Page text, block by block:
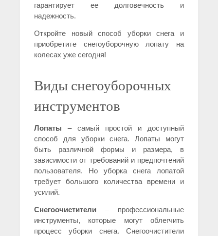
гарантирует ее долговечность и
надежность.
Откройте новый способ уборки снега и
приобретите снегоуборочную лопату на
колесах уже сегодня!
Виды снегоуборочных
инструментов
Лопаты – самый простой и доступный
способ для уборки снега. Лопаты могут
быть различной формы и размера, в
зависимости от требований и предпочтений
пользователя. Но уборка снега лопатой
требует большого количества времени и
усилий.
Снегоочистители – профессиональные
инструменты, которые могут облегчить
процесс уборки снега. Снегоочистители